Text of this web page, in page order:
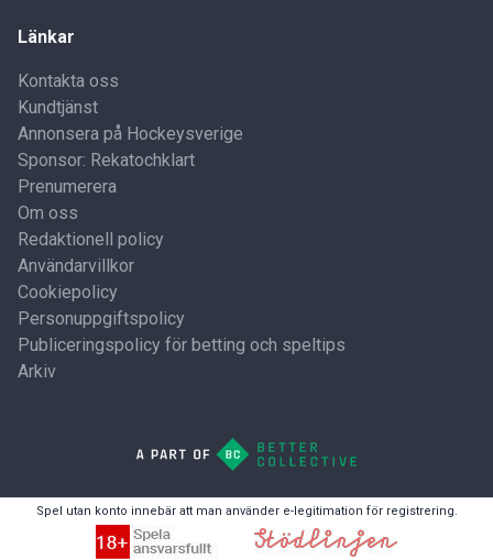
Länkar
Kontakta oss
Kundtjänst
Annonsera på Hockeysverige
Sponsor: Rekatochklart
Prenumerera
Om oss
Redaktionell policy
Användarvillkor
Cookiepolicy
Personuppgiftspolicy
Publiceringspolicy för betting och speltips
Arkiv
Spel utan konto innebär att man använder e-legitimation för registrering.